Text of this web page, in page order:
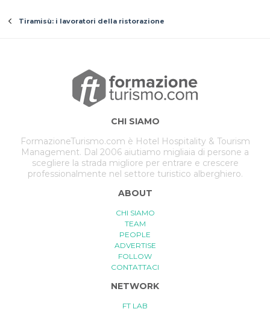
Tiramisù: i lavoratori della ristorazione
CHI SIAMO
FormazioneTurismo.com è Hotel Hospitality & Tourism
Management. Dal 2006 aiutiamo migliaia di persone a
scegliere la strada migliore per entrare e crescere
professionalmente nel settore turistico alberghiero.
ABOUT
CHI SIAMO
TEAM
PEOPLE
ADVERTISE
FOLLOW
CONTATTACI
NETWORK
FT LAB